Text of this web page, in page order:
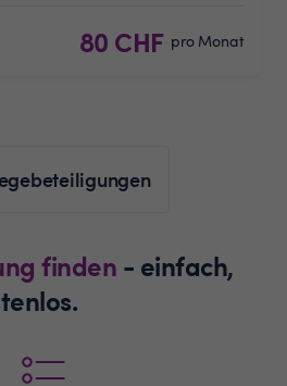
80 CHF pro Monat
finden - einfach,